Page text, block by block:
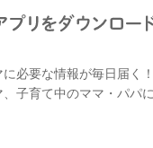
必要な情報が毎日届く！
子育て中のママ・パパ